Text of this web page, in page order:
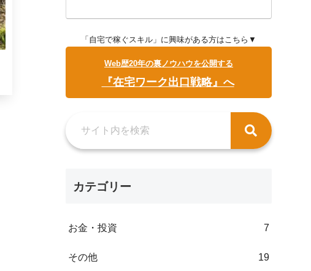
「自宅で稼ぐスキル」に興味がある方はこちら▼
Web歴20年の裏ノウハウを公開する
『在宅ワーク出口戦略』へ
カテゴリー
お金・投資 7
その他 19